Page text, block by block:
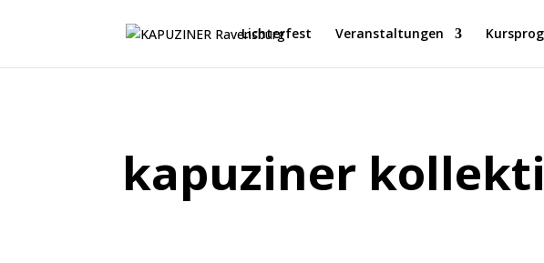
Lichterfest Veranstaltungen
kapuziner